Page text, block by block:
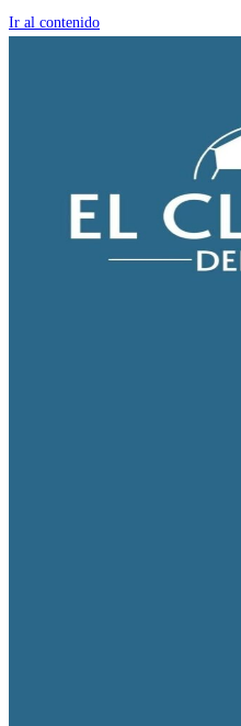
Ir al contenido